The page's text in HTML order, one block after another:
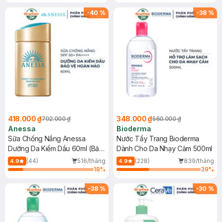
SPF 50+ 20ml (SL Có Hạn)
(SL có hạn)
-40 %
418.000 ₫702.000 ₫
Anessa
Sữa Chống Nắng Anessa
Dưỡng Da Kiềm Dầu 60ml (Bản
Mới)
4.9 (44)
516/tháng
18%
-38 %
348.000 ₫560.000 ₫
Bioderma
Nước Tẩy Trang Bioderma
Dành Cho Da Nhạy Cảm 500ml
4.9 (228)
839/tháng
39%
-38 % -30 %